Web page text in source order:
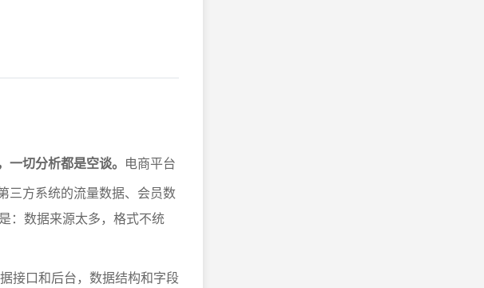
切分析都是空谈。 电商平台
三方系统的流量数据、会员数
：数据来源太多，格式不统
接口和后台，数据结构和字段